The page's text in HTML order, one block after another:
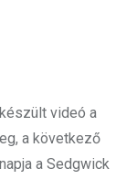
videó a
a következő
a Sedgwick